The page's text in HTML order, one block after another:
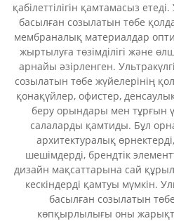
қабілеттілігін қамтамасыз
басылған созылатын төбе
мембраналық материалдар
жыртылуға төзімділігі және
арнайы әзірленген.
созылатын төбе жүйелерінің
қонақүйлер, офистер,
беру орындары мен тұрғын
салаларды қамтиды. Бұл
архитектуралық
шешімдерді, брендтік
дизайн мақсаттарына сай
кескіндерді қамтуы мүмкін.
басылған созылатын
көпқырлылығы оны